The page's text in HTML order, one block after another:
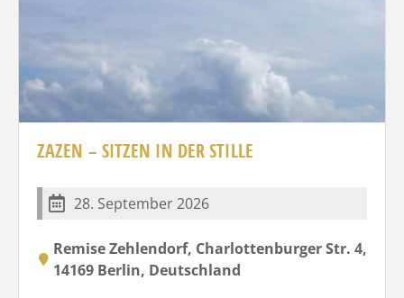
ZAZEN – SITZEN IN DER STILLE
28. September 2026
Remise Zehlendorf, Charlottenburger Str. 4,
14169 Berlin, Deutschland